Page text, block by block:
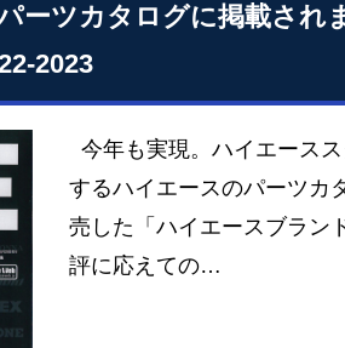
ーツカタログに掲載され
2023
今年も実現。ハイエース
するハイエースのパーツカ
売した「ハイエースブラン
評に応えての…